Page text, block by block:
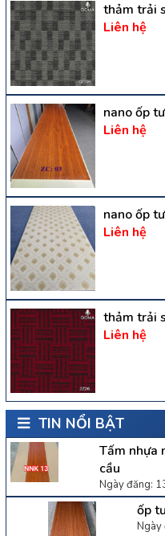
thảm trải
Liên hệ
nano ốp
Liên hệ
nano ốp
Liên hệ
thảm trải
Liên hệ
TIN NỔI BẬT
Tấm nhựa
cầu
Ngày đăng:
ốp
Ngày